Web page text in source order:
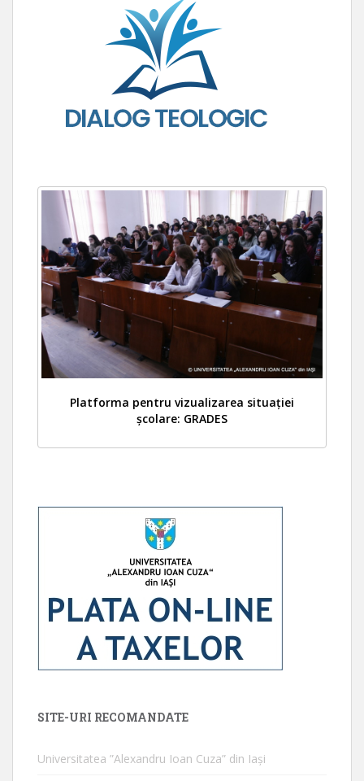
Platforma pentru vizualizarea situației
școlare: GRADES
SITE-URI RECOMANDATE
Universitatea ”Alexandru Ioan Cuza” din Iaşi